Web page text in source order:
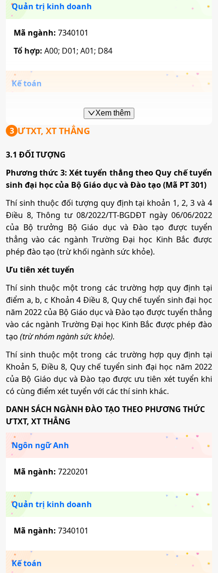
Quản trị kinh doanh
Mã ngành: 7340101
Tổ hợp: A00; D01; A01; D84
Kế toán
7340301
Tổ hợp: A00; D01; A01; D84
Công nghệ thông tin
Mã ngành:7480201
Tổ hợp:A00; D01; A01; A10
Y khoa
Mã ngành:
7720101
Tổ hợp:
A00; A01; B00; D07; D08; D90
Y học cổ truyền
Mã ngành:7720115
Tổ hợp:A00; A01; B00; D07; D08; D90
Dược học
Mã ngành:7720201
Tổ hợp:
Quản trị dịch vụ du lịch và lữ hành
Mã ngành:
Xem thêm
3 ƯTXT, XT THẲNG
3.1 ĐỐI TƯỢNG
Phương thức 3: Xét tuyển thẳng theo Quy chế tuyển
sinh đại học của Bộ Giáo dục và Đào tạo (Mã PT 301)
Thí sinh thuộc đối tượng quy định tại khoản 1, 2, 3 và 4
Điều 8, Thông tư 08/2022/TT-BGDĐT ngày 06/06/2022
của Bộ trưởng Bộ Giáo dục và Đào tạo được tuyển
thẳng vào các ngành Trường Đại học Kinh Bắc được
phép đào tạo (trừ khối ngành sức khỏe).
Ưu tiên xét tuyển
Thí sinh thuộc một trong các trường hợp quy định tại
điểm a, b, c Khoản 4 Điều 8, Quy chế tuyển sinh đại học
năm 2022 của Bộ Giáo dục và Đào tạo được tuyển thẳng
vào các ngành Trường Đại học Kinh Bắc được phép đào
tạo (trừ nhóm ngành sức khỏe).
Thí sinh thuộc một trong các trường hợp quy định tại
Khoản 5, Điều 8, Quy chế tuyển sinh đại học năm 2022
của Bộ Giáo dục và Đào tạo được ưu tiên xét tuyển khi
có cùng điểm xét tuyển với các thí sinh khác.
DANH SÁCH NGÀNH ĐÀO TẠO THEO PHƯƠNG THỨC
ƯTXT, XT THẲNG
Ngôn ngữ Anh
Mã ngành: 7220201
Quản trị kinh doanh
Mã ngành: 7340101
Kế toán